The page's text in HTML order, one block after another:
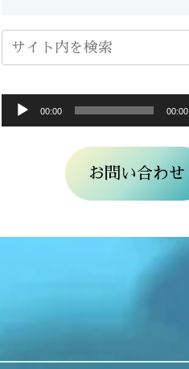
ヤ
00:00 00:00
お問い合わせ